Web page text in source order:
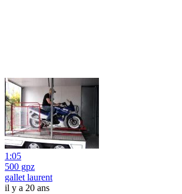
1:05
500 gpz
gallet laurent
il y a 20 ans